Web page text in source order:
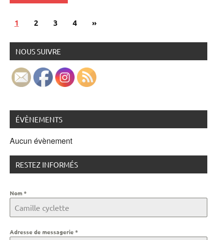
Portraits
Pagination
publications
1 2 3 4
Articles
»
NOUS SUIVRE
ÉVÈNEMENTS
Aucun évènement
RESTEZ INFORMÉS
Nom*
Adresse de messagerie*